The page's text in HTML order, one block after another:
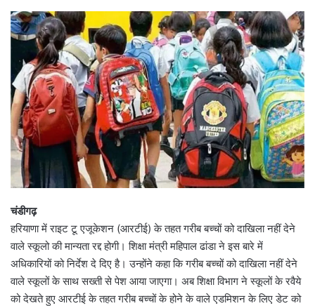
चंडीगढ़
हरियाणा में राइट टू एजूकेशन (आरटीई) के तहत गरीब बच्चों को दाखिला नहीं देने
वाले स्कूलो की मान्यता रद्द होगी। शिक्षा मंत्री महिपाल ढांडा ने इस बारे में
अधिकारियों को निर्देश दे दिए है। उन्होंने कहा कि गरीब बच्चों को दाखिला नहीं देने
वाले स्कूलों के साथ सख्ती से पेश आया जाएगा। अब शिक्षा विभाग ने स्कूलों के रवैये
को देखते हुए आरटीई के तहत गरीब बच्चों के होने के वाले एडमिशन के लिए डेट को